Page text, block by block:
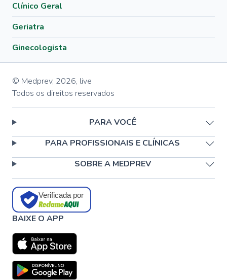
Clínico Geral
Geriatra
Ginecologista
© Medprev, 2026, live
Todos os direitos reservados
PARA VOCÊ
PARA PROFISSIONAIS E CLÍNICAS
SOBRE A MEDPREV
Verificada por
BAIXE O APP